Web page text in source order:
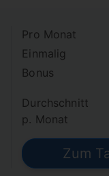
Pro Monat
Einmalig
Bonus
Durchschnitt
p. Monat
Zum